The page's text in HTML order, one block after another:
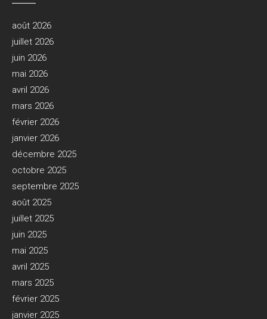
août 2026
juillet 2026
juin 2026
mai 2026
avril 2026
mars 2026
février 2026
janvier 2026
décembre 2025
octobre 2025
septembre 2025
août 2025
juillet 2025
juin 2025
mai 2025
avril 2025
mars 2025
février 2025
janvier 2025